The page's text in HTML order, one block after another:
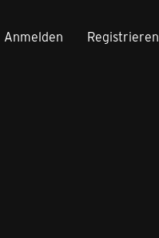
Anmelden Registrieren